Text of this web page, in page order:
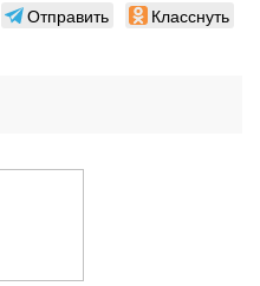
Отправить Класснуть